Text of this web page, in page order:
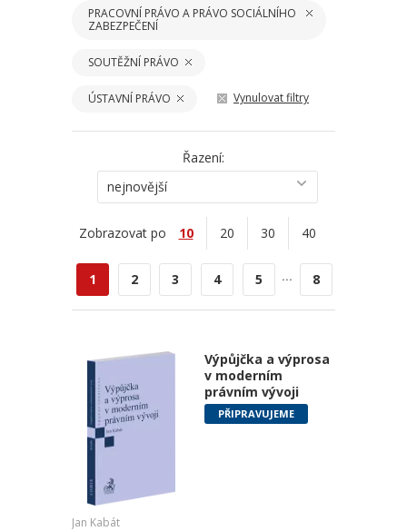
PRACOVNÍ PRÁVO A PRÁVO SOCIÁLNÍHO
ZABEZPEČENÍ
SOUTĚŽNÍ PRÁVO
ÚSTAVNÍ PRÁVO Vynulovat filtry
Řazení:
nejnovější
Zobrazovat po 10 20 30 40
1 2 3 4 5 ... 8
Výpůjčka a výprosa
v moderním
právním vývoji
PŘIPRAVUJEME
Jan Kabát